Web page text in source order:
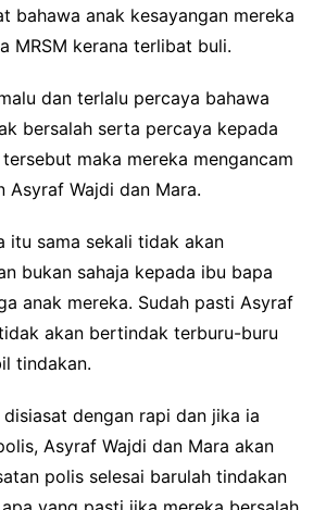
bahawa anak kesayangan mereka
MRSM kerana terlibat buli.
dan terlalu percaya bahawa
bersalah serta percaya kepada
tersebut maka mereka mengancam
Asyraf Wajdi dan Mara.
itu sama sekali tidak akan
bukan sahaja kepada ibu bapa
anak mereka. Sudah pasti Asyraf
akan bertindak terburu-buru
tindakan.
disiasat dengan rapi dan jika ia
Asyraf Wajdi dan Mara akan
polis selesai barulah tindakan